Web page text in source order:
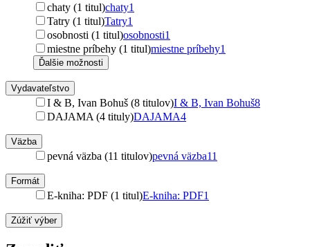
chaty (1 titul)chaty1
Tatry (1 titul)Tatry1
osobnosti (1 titul)osobnosti1
miestne príbehy (1 titul)miestne príbehy1
Ďalšie možnosti
Vydavateľstvo
I & B, Ivan Bohuš (8 titulov)I & B, Ivan Bohuš8
DAJAMA (4 tituly)DAJAMA4
Väzba
pevná väzba (11 titulov)pevná väzba11
Formát
E-kniha: PDF (1 titul)E-kniha: PDF1
Zúžiť výber